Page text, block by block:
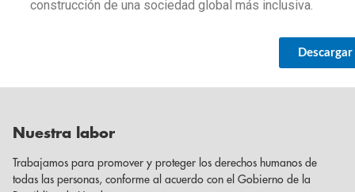
construcción de una sociedad global más inclusiva.
Nuestra labor
Trabajamos para promover y proteger los derechos humanos de
todas las personas, conforme al acuerdo con el Gobierno de la